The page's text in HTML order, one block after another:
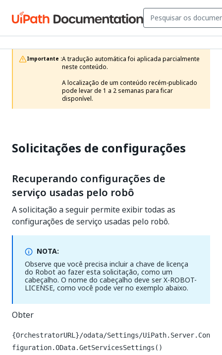
Importante :A tradução automática foi aplicada parcialmente
neste conteúdo.
A localização de um conteúdo recém-publicado
pode levar de 1 a 2 semanas para ficar
disponível.
Solicitações de configurações
Recuperando configurações de
serviço usadas pelo robô
A solicitação a seguir permite exibir todas as
configurações de serviço usadas pelo robô.
NOTA:
Observe que você precisa incluir a chave de licença
do Robot ao fazer esta solicitação, como um
cabeçalho. O nome do cabeçalho deve ser X-ROBOT-
LICENSE, como você pode ver no exemplo abaixo.
Obter
{OrchestratorURL}/odata/Settings/UiPath.Server.Con
figuration.OData.GetServicesSettings()